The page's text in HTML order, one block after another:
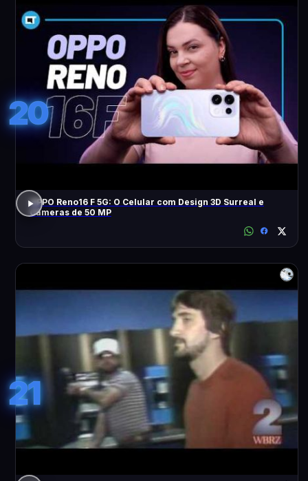
20
OPPO Reno16 F 5G: O Celular com Design 3D Surreal e
Câmeras de 50 MP
21